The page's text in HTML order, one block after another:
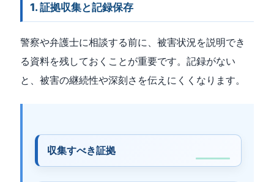
1. 証拠収集と記録保存
警察や弁護士に相談する前に、被害状況を説明でき
る資料を残しておくことが重要です。記録がない
と、被害の継続性や深刻さを伝えにくくなります。
収集すべき証拠